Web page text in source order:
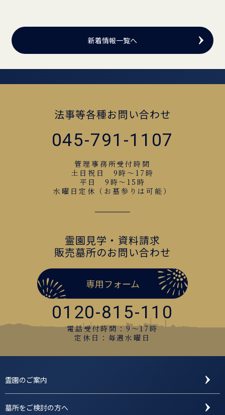
新着情報一覧へ
法事等各種お問い合わせ
045-791-1107
管理事務所受付時間
土日祝日 9時～17時
平日 9時～15時
水曜日定休（お墓参りは可能）
霊園見学・資料請求
販売墓所のお問い合わせ
専用フォーム
0120-815-110
電話受付時間：9〜17時
定休日：毎週水曜日
霊園のご案内
墓所をご検討の方へ